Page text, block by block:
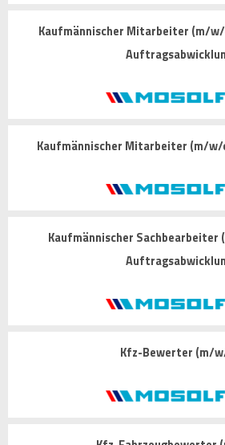
Kaufmännischer Mitarbeiter (m/
Kaufmännischer Mitarbeiter (m/
Kaufmännischer Sachbearbeiter
Kfz-Bewerter (m/